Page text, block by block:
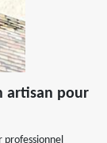
artisan pour
professionnel